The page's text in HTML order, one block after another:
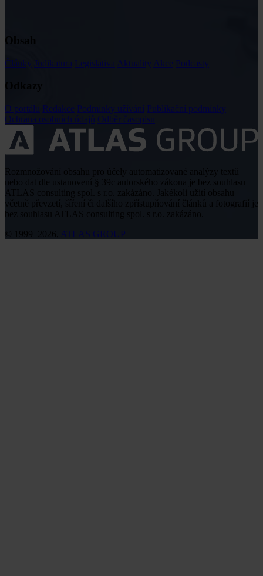
Články Judikatura Legislativa Aktuality Akce Podcasty
O portálu Redakce Podmínky užívání Publikační podmínky
Ochrana osobních údajů Odběr časopisu
včetně převzetí, šíření či dalšího zpřístupňování článků a fotografií je
ATLAS GROUP